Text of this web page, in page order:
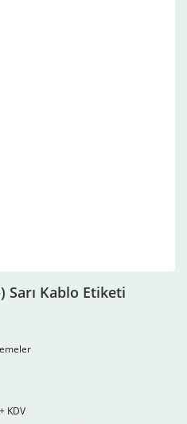
Sarı Kablo Etiketi
KDV